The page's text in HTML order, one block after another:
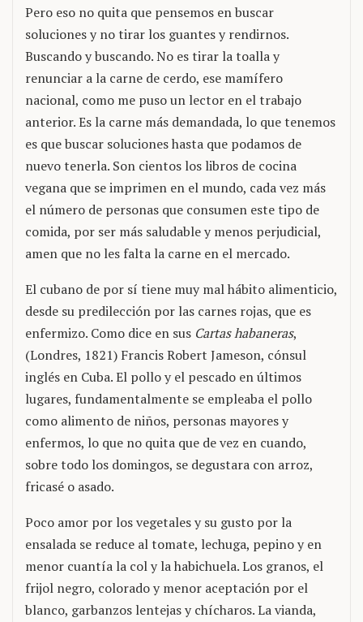
Pero eso no quita que pensemos en buscar
soluciones y no tirar los guantes y rendirnos.
Buscando y buscando. No es tirar la toalla y
renunciar a la carne de cerdo, ese mamífero
nacional, como me puso un lector en el trabajo
anterior. Es la carne más demandada, lo que tenemos
es que buscar soluciones hasta que podamos de
nuevo tenerla. Son cientos los libros de cocina
vegana que se imprimen en el mundo, cada vez más
el número de personas que consumen este tipo de
comida, por ser más saludable y menos perjudicial,
amen que no les falta la carne en el mercado.
El cubano de por sí tiene muy mal hábito alimenticio,
desde su predilección por las carnes rojas, que es
enfermizo. Como dice en sus Cartas habaneras,
(Londres, 1821) Francis Robert Jameson, cónsul
inglés en Cuba. El pollo y el pescado en últimos
lugares, fundamentalmente se empleaba el pollo
como alimento de niños, personas mayores y
enfermos, lo que no quita que de vez en cuando,
sobre todo los domingos, se degustara con arroz,
fricasé o asado.
Poco amor por los vegetales y su gusto por la
ensalada se reduce al tomate, lechuga, pepino y en
menor cuantía la col y la habichuela. Los granos, el
frijol negro, colorado y menor aceptación por el
blanco, garbanzos lentejas y chícharos. La vianda,